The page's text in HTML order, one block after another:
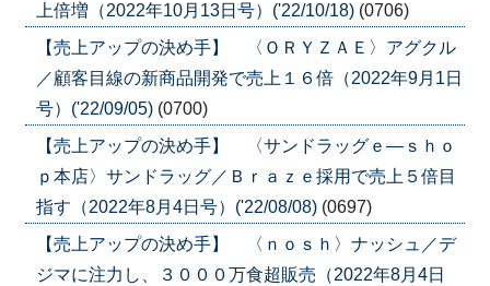
上倍増（2022年10月13日号）('22/10/18) (0706)
【売上アップの決め手】 〈ＯＲＹＺＡＥ〉アグクル
／顧客目線の新商品開発で売上１６倍（2022年9月1日
号）('22/09/05) (0700)
【売上アップの決め手】 〈サンドラッグｅ―ｓｈｏ
ｐ本店〉サンドラッグ／Ｂｒａｚｅ採用で売上５倍目
指す（2022年8月4日号）('22/08/08) (0697)
【売上アップの決め手】 〈ｎｏｓｈ〉ナッシュ／デ
ジマに注力し、３０００万食超販売（2022年8月4日